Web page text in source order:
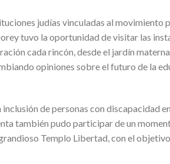
judías vinculadas al movimiento
tuvo la oportunidad de visitar las
cada rincón, desde el jardín
opiniones sobre el futuro de la
de personas con discapacidad
también pudo participar de un
Templo Libertad, con el